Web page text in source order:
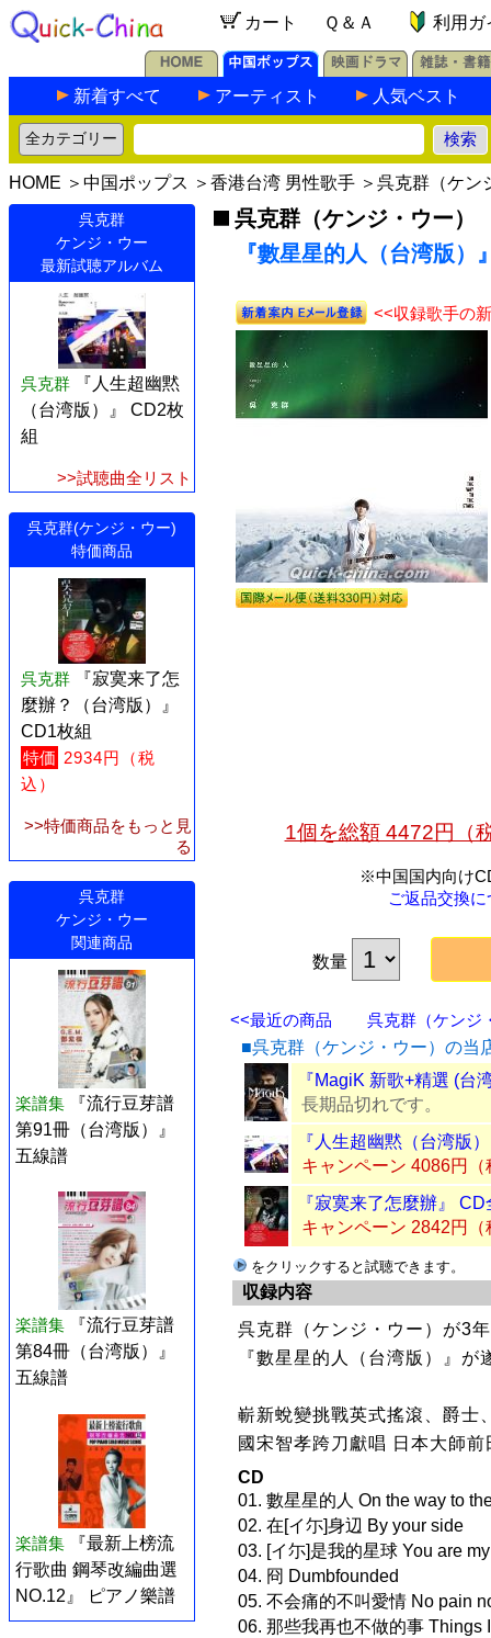
カート Ｑ＆Ａ 利用ガ
新着すべて アーティスト 人気ベスト
HOME ＞ 中国ポップス ＞ 香港台湾 男性歌手 ＞ 呉克群（ケン
呉克群
ケンジ・ウー
最新試聴アルバム
呉克群
『人生超幽黙
（台湾版）』 CD2枚
組
>>試聴曲全リスト
呉克群(ケンジ・ウー)
特価商品
呉克群
『寂寞来了怎
麼辦？（台湾版）』
CD1枚組
特価 2934円（税
込）
>>特価商品をもっと見
る
呉克群
ケンジ・ウー
関連商品
楽譜集
『流行豆芽譜
第91冊（台湾版）』
五線譜
楽譜集
『流行豆芽譜
第84冊（台湾版）』
五線譜
楽譜集
『最新上榜流
行歌曲 鋼琴改編曲選
NO.12』 ピアノ樂譜
呉克群（ケンジ・ウー）
『數星星的人（台湾版）
<<収録歌手の
1個を総額 4472円（
※中国国内向け
ご返品交換
数量
<<最近の商品
呉克群（ケンジ
■呉克群（ケンジ・ウー）の当
『MagiK 新歌+精選 (台
長期品切れです。
『人生超幽黙（台湾版
キャンペーン 4086円（
『寂寞来了怎麼辦』
キャンペーン 2842円（
をクリックすると試聴できます。
収録内容
呉克群（ケンジ・ウー）が3
『數星星的人（台湾版）』
嶄新蛻變挑戰英式搖滾、爵士
國宋智孝跨刀獻唱 日本大師
CD
01. 數星星的人 On the way to
02. 在[イ尓]身辺 By your side
03. [イ尓]是我的星球 You are
04. 冏 Dumbfounded
05. 不会痛的不叫愛情 No pain
06. 那些我再也不做的事 Things